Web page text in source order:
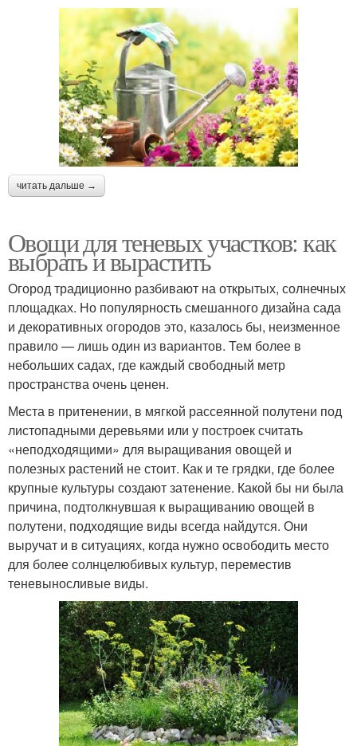
читать дальше →
Овощи для теневых участков: как
выбрать и вырастить
Огород традиционно разбивают на открытых, солнечных
площадках. Но популярность смешанного дизайна сада
и декоративных огородов это, казалось бы, неизменное
правило — лишь один из вариантов. Тем более в
небольших садах, где каждый свободный метр
пространства очень ценен.
Места в притенении, в мягкой рассеянной полутени под
листопадными деревьями или у построек считать
«неподходящими» для выращивания овощей и
полезных растений не стоит. Как и те грядки, где более
крупные культуры создают затенение. Какой бы ни была
причина, подтолкнувшая к выращиванию овощей в
полутени, подходящие виды всегда найдутся. Они
выручат и в ситуациях, когда нужно освободить место
для более солнцелюбивых культур, переместив
теневыносливые виды.